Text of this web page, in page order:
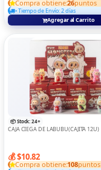
Compra obtiene:26puntos
• Tiempo de Envío: 2 días
Agregar al Carrito
📦 Stock: 24+
CAJA CIEGA DE LABUBU(CAJITA 12U)
💰 $10.82
Compra obtiene:108puntos